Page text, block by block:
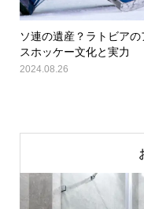
ソ連の遺産？ラトビアの
スホッケー文化と実力
2024.08.26